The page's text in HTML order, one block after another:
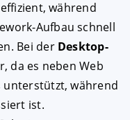
während
Aufbau schnell
Bei der Desktop-
da es neben Web
unterstützt, während
ist.